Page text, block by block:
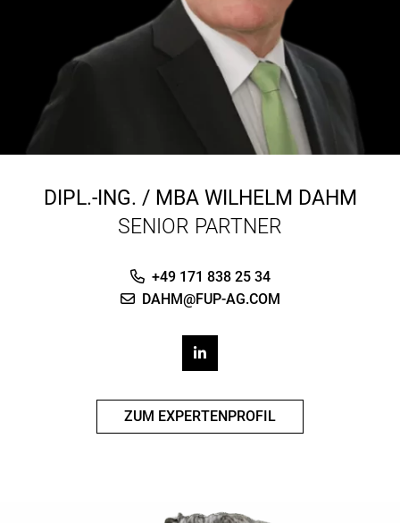
DIPL.-ING. / MBA WILHELM DAHM
SENIOR PARTNER
+49 171 838 25 34
DAHM@FUP-AG.COM
ZUM EXPERTENPROFIL